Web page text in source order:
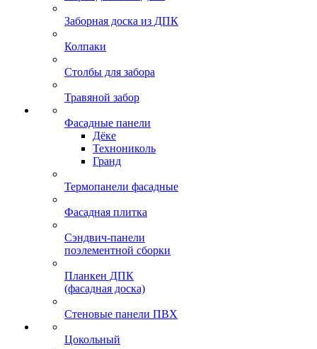
Заборная доска из ДПК
Колпаки
Столбы для забора
Травяной забор
Фасадные панели
Дёке
Технониколь
Гранд
Термопанели фасадные
Фасадная плитка
Сэндвич-панели
поэлементной сборки
Планкен ДПК
(фасадная доска)
Стеновые панели ПВХ
Цокольный